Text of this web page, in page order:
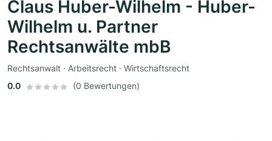
Claus Huber-Wilhelm - Huber-
Wilhelm u. Partner
Rechtsanwälte mbB
Rechtsanwalt · Arbeitsrecht · Wirtschaftsrecht
0.0
(0 Bewertungen)